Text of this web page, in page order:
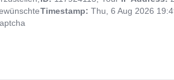
Timestamp: Thu, 6 Aug 2026